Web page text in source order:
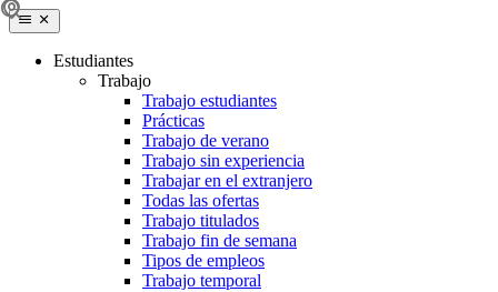
Estudiantes
Trabajo
Trabajo estudiantes
Prácticas
Trabajo de verano
Trabajo sin experiencia
Trabajar en el extranjero
Todas las ofertas
Trabajo titulados
Trabajo fin de semana
Tipos de empleos
Trabajo temporal